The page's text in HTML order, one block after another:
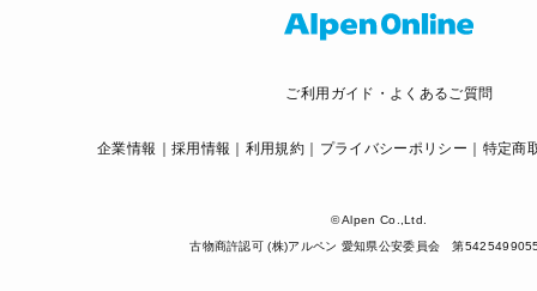
ご利用ガイド・よくあるご質問
企業情報 採用情報 利用規約 プライバシーポリシー 特定商
© Alpen Co.,Ltd.
古物商許認可 (株)アルペン 愛知県公安委員会 第